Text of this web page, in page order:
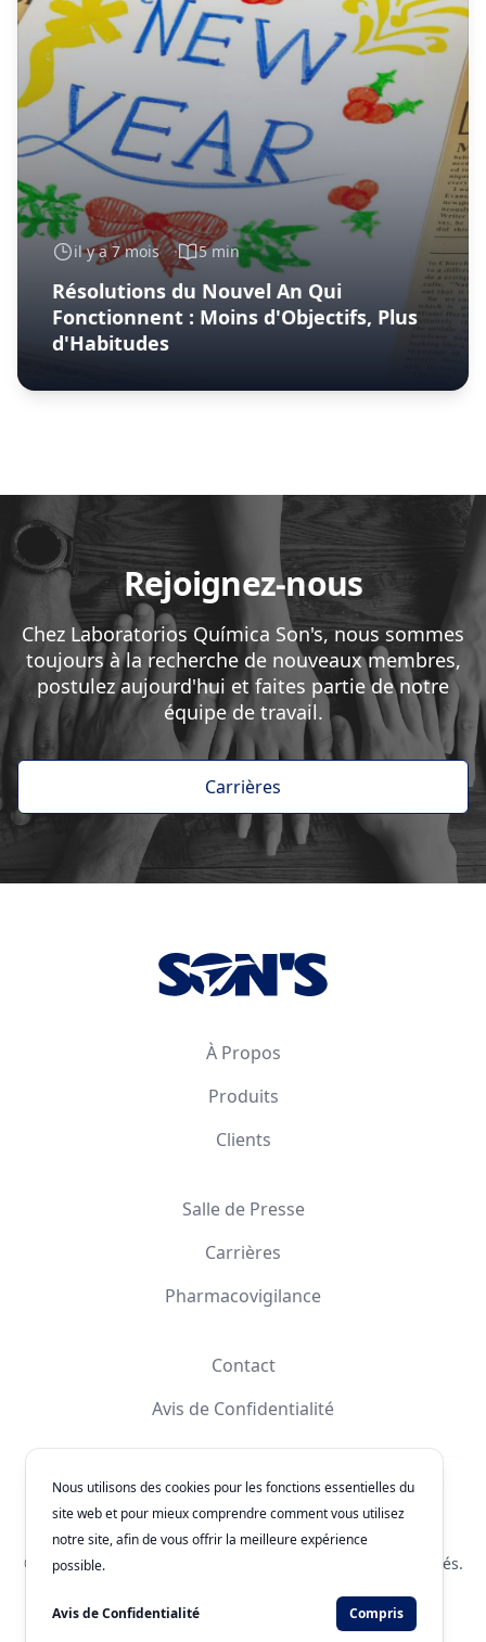
il y a 7 mois 5 min
Résolutions du Nouvel An Qui
Fonctionnent : Moins d'Objectifs, Plus
d'Habitudes
Rejoignez-nous
Chez Laboratorios Química Son's, nous sommes
toujours à la recherche de nouveaux membres,
postulez aujourd'hui et faites partie de notre
équipe de travail.
Carrières
À Propos
Produits
Clients
Salle de Presse
Carrières
Pharmacovigilance
Contact
Avis de Confidentialité
FacebookInstagramYouTubeX
© 2026Laboratorios Química Son's
. Tous les droits réservés.
Numéro d'Authorisation: 243300201B1902
Développé par WEBNET Solutions
Nous utilisons des cookies pour les fonctions essentielles du
site web et pour mieux comprendre comment vous utilisez
notre site, afin de vous offrir la meilleure expérience
possible.
Avis de Confidentialité Compris